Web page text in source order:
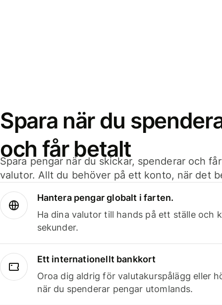
Spara när du
och får betalt
Spara pengar när du skickar, spenderar och
valutor. Allt du behöver på ett konto, när det
Hantera pengar globalt i farten.
Ha dina valutor till hands på ett ställe och
sekunder.
Ett internationellt bankkort
Oroa dig aldrig för valutakurspålägg eller
när du spenderar pengar utomlands.